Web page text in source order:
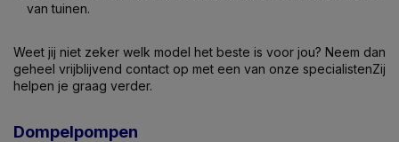
van tuinen.
Weet jij niet zeker welk model het beste is voor jou? Neem dan
geheel vrijblijvend contact op met een van onze specialistenZij
helpen je graag verder.
Dompelpompen